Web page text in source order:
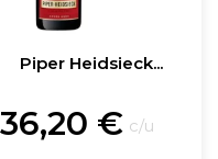
Piper Heidsieck...
36,20 € c/u